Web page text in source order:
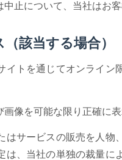
止について、当社はお
該当する場合）
イトを通じてオンライ
像を可能な限り正確に
はサービスの販売を人
は、当社の単独の裁量